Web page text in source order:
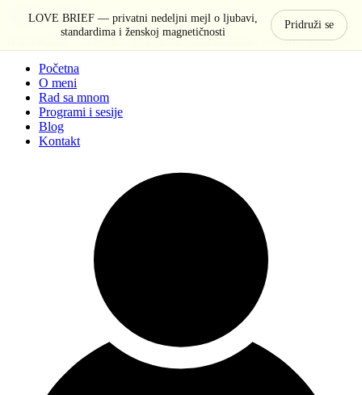
LOVE BRIEF — privatni nedeljni mejl o ljubavi,
standardima i ženskoj magnetičnosti
Pridruži se
Pređi na sadržaj
Ivana Anđić - za žene koje žele da budu izabrane, ne samo poželjne
Početna
O meni
Rad sa mnom
Programi i sesije
Blog
Kontakt